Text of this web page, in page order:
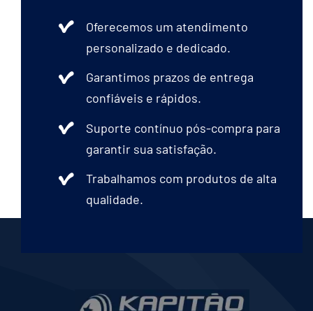
Oferecemos um atendimento
personalizado e dedicado.
Garantimos prazos de entrega
confiáveis e rápidos.
Suporte contínuo pós-compra para
garantir sua satisfação.
Trabalhamos com produtos de alta
qualidade.